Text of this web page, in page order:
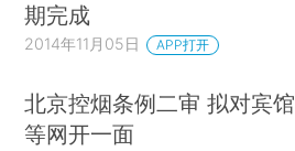
期完成
2014年11月05日 APP打开
北京控烟条例二审 拟对宾馆
等网开一面